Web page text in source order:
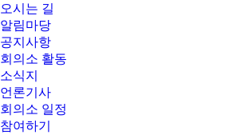
오시는 길
알림마당
공지사항
회의소 활동
소식지
언론기사
회의소 일정
참여하기